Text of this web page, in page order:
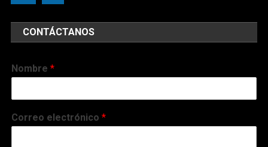
CONTÁCTANOS
Nombre*
Correo electrónico*